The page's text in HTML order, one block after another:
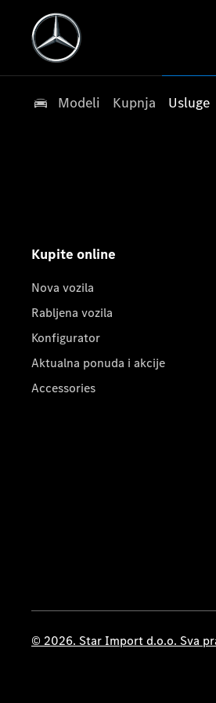
Modeli Kupnja Usluge
Kupite online
Nova vozila
Rabljena vozila
Konfigurator
Aktualna ponuda i akcije
Accessories
© 2026. Star Import d.o.o. Sva